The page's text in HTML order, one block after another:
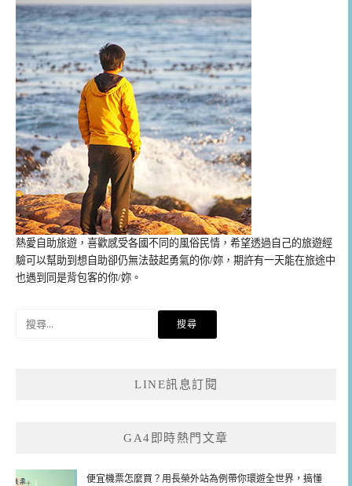
熱愛自助旅遊，喜歡感受各國不同的風俗民情，希望透過自己的旅遊經
驗可以幫助到想自助卻仍無法鼓起勇氣的你/妳，期許有一天能在旅途中
也遇到同是背包客的你/妳。
LINE訊息訂閱
GA4即時熱門文章
便宜機票怎麼買？用長榮外站為例帶你環遊全世界，搞懂